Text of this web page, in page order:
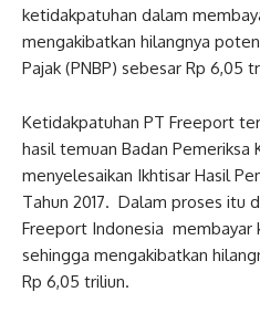
ketidakpatuhan dalam
mengakibatkan hilangnya
Pajak (PNBP) sebesar ‎Rp 6,05
Ketidakpatuhan PT Freeport
hasil temuan Badan Pemeriksa
menyelesaikan Ikhtisar Hasil
Tahun 2017. Dalam proses itu
Freeport Indonesia membayar
sehingga mengakibatkan
‎Rp 6,05 triliun.